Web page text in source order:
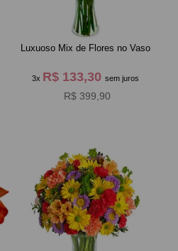
Luxuoso Mix de Flores no Vaso
3x R$ 133,30sem juros
R$ 399,90